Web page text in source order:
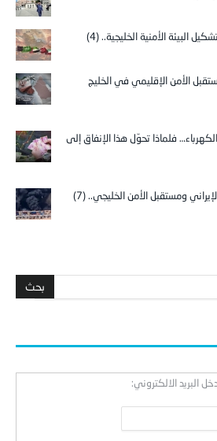
البيئة الأمنية الخليجية.. (4)
الأمن الإقليمي في الخليج
الكهرباء… فلماذا تحوّل هذا الإنفاق إلى
ومستقبل الأمن الخليجي.. (7)
البريد الالكتروني: